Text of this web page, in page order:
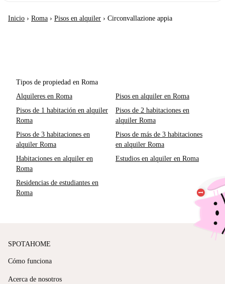
Inicio › Roma › Pisos en alquiler › Circonvallazione appia
Tipos de propiedad en Roma
Alquileres en Roma
Pisos en alquiler en Roma
Pisos de 1 habitación en alquiler
Roma
Pisos de 2 habitaciones en
alquiler Roma
Pisos de 3 habitaciones en
alquiler Roma
Pisos de más de 3 habitaciones
en alquiler Roma
Habitaciones en alquiler en
Roma
Estudios en alquiler en Roma
Residencias de estudiantes en
Roma
SPOTAHOME
Cómo funciona
Acerca de nosotros